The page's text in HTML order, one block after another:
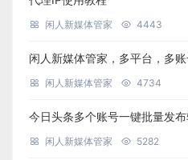
闲人新媒体管家 4443
闲人新媒体管家，多平台，多
闲人新媒体管家 4734
今日头条多个账号一键批量发
闲人新媒体管家 5282